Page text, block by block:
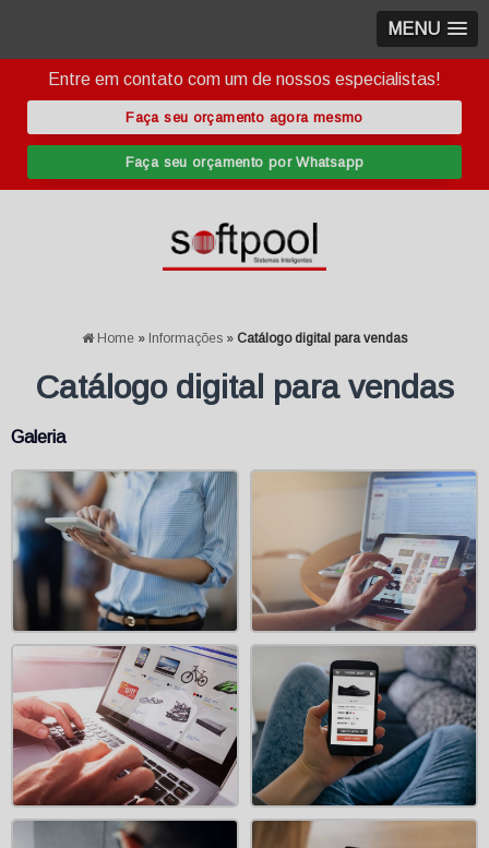
MENU
Entre em contato com um de nossos especialistas!
Faça seu orçamento agora mesmo
Faça seu orçamento por Whatsapp
Home » Informações » Catálogo digital para vendas
Catálogo digital para vendas
Galeria